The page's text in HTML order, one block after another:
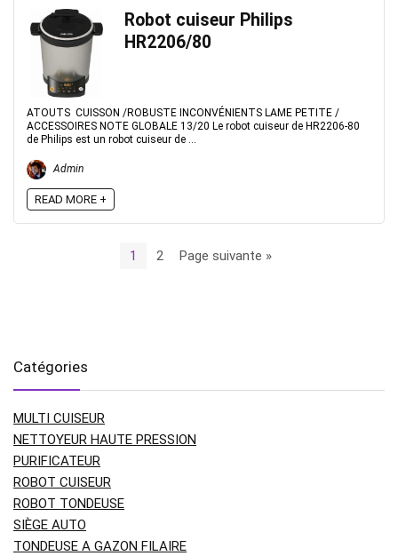
Robot cuiseur Philips
HR2206/80
ATOUTS CUISSON /ROBUSTE INCONVÉNIENTS LAME PETITE /
ACCESSOIRES NOTE GLOBALE 13/20 Le robot cuiseur de HR2206-80
de Philips est un robot cuiseur de ...
Admin
READ MORE +
1 2 Page suivante »
Catégories
MULTI CUISEUR
NETTOYEUR HAUTE PRESSION
PURIFICATEUR
ROBOT CUISEUR
ROBOT TONDEUSE
SIÈGE AUTO
TONDEUSE A GAZON FILAIRE